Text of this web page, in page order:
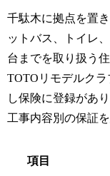
千駄木に拠点を置
ットバス、トイレ
台までを取り扱う
TOTOリモデルク
し保険に登録があ
工事内容別の保証
項目